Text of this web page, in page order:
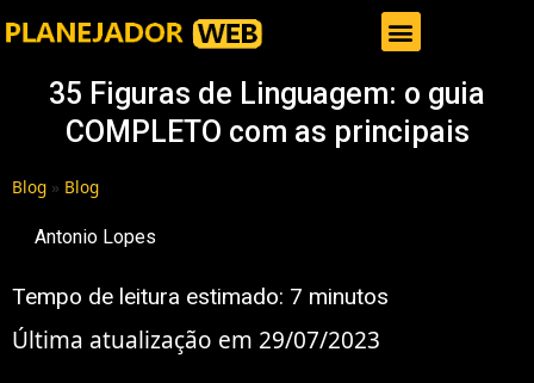
35 Figuras de Linguagem: o guia
COMPLETO com as principais
Blog » Blog
Antonio Lopes
Tempo de leitura estimado: 7 minutos
Última atualização em 29/07/2023